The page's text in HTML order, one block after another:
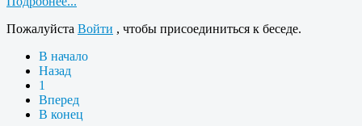
Пожалуйста Войти , чтобы присоединиться к беседе.
В начало
Назад
1
Вперед
В конец